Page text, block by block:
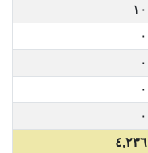
١٠
٠
٠
٠
٠
٤,٢٣٦